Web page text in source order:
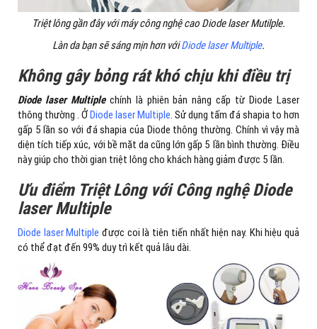
Triệt lông gần đây với máy công nghệ cao Diode laser Mutilple.
Làn da bạn sẽ sáng mịn hơn vớiDiode laser Multiple.
Không gây bỏng rát khó chịu khi điều trị
Diode laser Multiple chính là phiên bản nâng cấp từ Diode Laser
thông thường . ỞDiode laser Multiple. Sử dụng tấm đá shapia to hơn
gấp 5 lần so với đá shapia của Diode thông thường. Chính vì vậy mà
diện tích tiếp xúc, với bề mặt da cũng lớn gấp 5 lần bình thường. Điều
này giúp cho thời gian triệt lông cho khách hàng giảm được 5 lần.
Ưu điểm Triệt Lông với Công nghệDiode
laser Multiple
Diode laser Multiple được coi là tiên tiến nhất hiện nay. Khi hiệu quả
có thể đạt đến 99% duy trì kết quả lâu dài.